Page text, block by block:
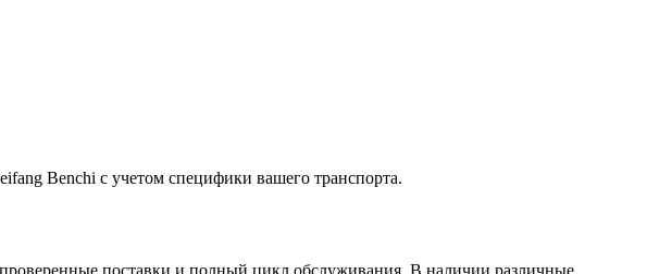
Benchi с учетом специфики вашего транспорта.
поставки и полный цикл обслуживания. В наличии различные